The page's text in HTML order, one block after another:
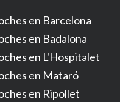
en Barcelona
en Badalona
en L'Hospitalet
en Mataró
en Ripollet